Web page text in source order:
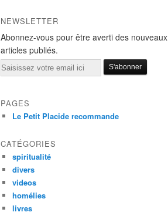
NEWSLETTER
Abonnez-vous pour être averti des nouveaux
articles publiés.
Email
PAGES
Le Petit Placide recommande
CATÉGORIES
spiritualité
divers
videos
homélies
livres